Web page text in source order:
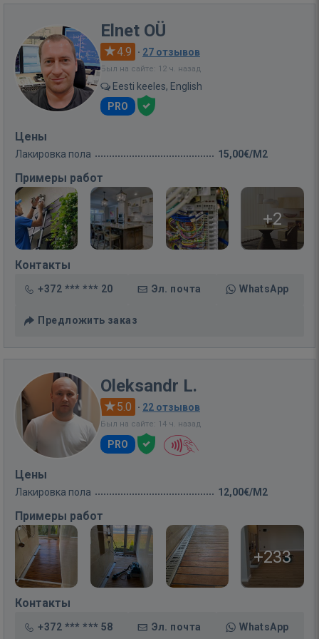
Elnet OÜ
4.9 · 27 отзывов
Был на сайте: 12 ч. назад
Eesti keeles, English
PRO
Цены
Лакировка пола 15,00€/M2
Примеры работ
+2
Контакты
+372 *** *** 20 Эл. почта WhatsApp
Предложить заказ
Oleksandr L.
5.0 · 22 отзывов
Был на сайте: 14 ч. назад
PRO
Цены
Лакировка пола 12,00€/M2
Примеры работ
+233
Контакты
+372 *** *** 58 Эл. почта WhatsApp